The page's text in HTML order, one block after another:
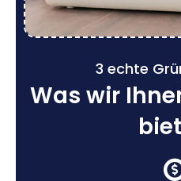
3 echte
Was wir